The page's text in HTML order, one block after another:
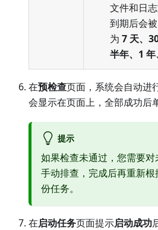
文件和日
到期后会
为 7 天、
半年、1
在预检查页面，系统会自动进
会显示在页面上，全部成功后
提示
如果检查未通过，您需要
手动排查，完成后再重新
份任务。
在启动任务页面提示启动成功